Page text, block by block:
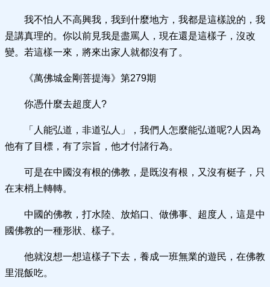
我不怕人不高興我，我到什麼地方，我都是這樣說的，我
是講真理的。你以前見我是盡罵人，現在還是這樣子，沒改
變。若這樣一來，將來出家人就都沒有了。
《萬佛城金剛菩提海》第279期
你憑什麼去超度人?
「人能弘道，非道弘人」，我們人怎麼能弘道呢?人因為
他有了目標，有了宗旨，他才付諸行為。
可是在中國沒有根的佛教，是既沒有根，又沒有梃子，只
在末梢上轉轉。
中國的佛教，打水陸、放焰口、做佛事、超度人，這是中
國佛教的一種形狀、樣子。
他就沒想一想這樣子下去，養成一班無業的遊民，在佛教
里混飯吃。